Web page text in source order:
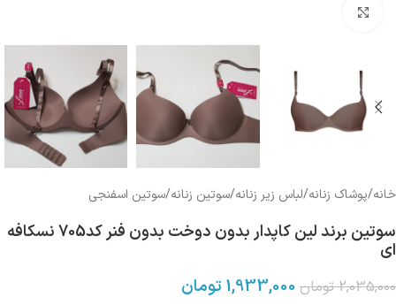
خانه/پوشاک زنانه/لباس زیر زنانه/سوتین زنانه/سوتین اسفنجی
سوتین برند لین کاپدار بدون دوخت بدون فنر کد705 نسکافه
ای
2,035,000 تومان 1,933,000 تومان